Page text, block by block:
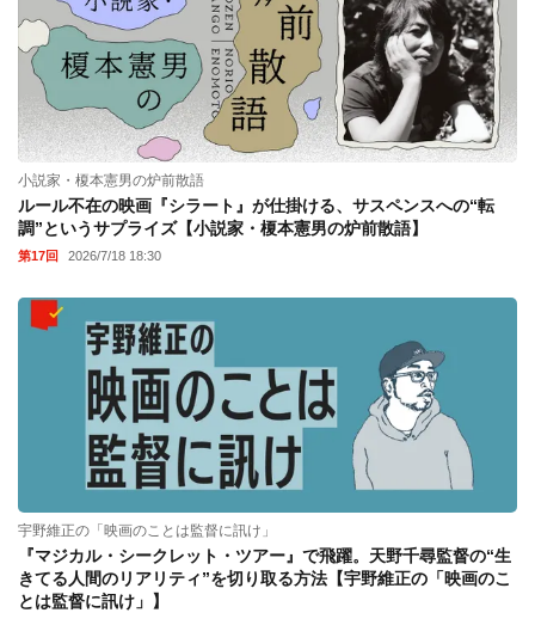
小説家・榎本憲男の炉前散語
ルール不在の映画『シラート』が仕掛ける、サスペンスへの“転
調”というサプライズ【小説家・榎本憲男の炉前散語】
第17回 2026/7/18 18:30
宇野維正の「映画のことは監督に訊け」
『マジカル・シークレット・ツアー』で飛躍。天野千尋監督の“生
きてる人間のリアリティ”を切り取る方法【宇野維正の「映画のこ
とは監督に訊け」】